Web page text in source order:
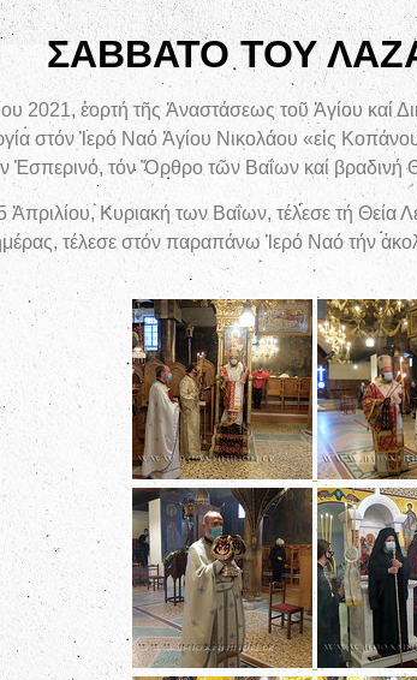
ΣΑΒΒΑΤΟ ΤΟΥ
2021, ἑορτή τῆς Ἀναστάσεως τοῦ Ἁγίου καί
στόν Ἱερό Ναό Ἁγίου Νικολάου «εἰς
Ἑσπερινό, τόν Ὄρθρο τῶν Βαΐων καί βραδινή
Κυριακή των Βαΐων, τέλεσε τή Θεία
τέλεσε στόν παραπάνω Ἱερό Ναό τήν